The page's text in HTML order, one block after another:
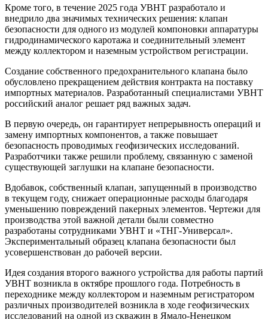
Кроме того, в течение 2025 года УВНТ разработало и
внедрило два значимых технических решения: клапан
безопасности для одного из модулей компоновки аппаратуры
гидродинамического каротажа и соединительный элемент
между коллектором и наземным устройством регистрации.
Создание собственного предохранительного клапана было
обусловлено прекращением действия контракта на поставку
импортных материалов. Разработанный специалистами УВНТ
российский аналог решает ряд важных задач.
В первую очередь, он гарантирует непрерывность операций и
замену импортных компонентов, а также повышает
безопасность проводимых геофизических исследований.
Разработчики также решили проблему, связанную с заменой
существующей заглушки на клапане безопасности.
Вдобавок, собственный клапан, запущенный в производство
в текущем году, снижает операционные расходы благодаря
уменьшению повреждений пакерных элементов. Чертежи для
производства этой важной детали были совместно
разработаны сотрудниками УВНТ и «ТНГ-Универсал».
Экспериментальный образец клапана безопасности был
усовершенствован до рабочей версии.
Идея создания второго важного устройства для работы партий
УВНТ возникла в октябре прошлого года. Потребность в
переходнике между коллектором и наземным регистратором
различных производителей возникла в ходе геофизических
исследований на одной из скважин в Ямало-Ненецком